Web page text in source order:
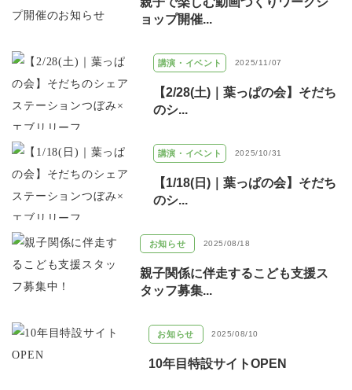
ョップ開催...
講演・イベント 2025/11/07
【2/28(土)｜葉っぱの会】そだち
のシ...
講演・イベント 2025/10/31
【1/18(日)｜葉っぱの会】そだち
のシ...
お知らせ 2025/08/18
親子関係に伴走するこども支援ス
タッフ募集...
お知らせ 2025/08/10
10年目特設サイトOPEN